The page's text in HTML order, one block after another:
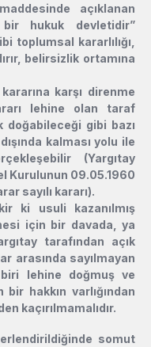
açıklanan
hukuk devletidir”
toplumsal kararlılığı,
belirsizlik ortamına
karşı direnme
lehine olan taraf
doğabileceği gibi bazı
kalması yolu ile
(Yargıtay
Kurulunun 09.05.1960
sayılı kararı).
ki usuli kazanılmış
için bir davada, ya
tarafından açık
arasında sayılmayan
lehine doğmuş ve
hakkın varlığından
kaçırılmamalıdır.
somut